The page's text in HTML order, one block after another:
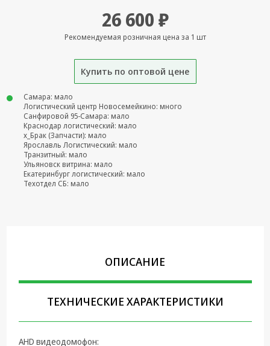
A/V, HDMI
Мобильные
аксессуары и
Аудиотехника
Крепеж,
Инструменты
Батарейки,
Зарядные
устройства,
Адаптеры
питания
26 600 ₽
Рекомендуемая розничная цена за 1 шт
Купить по оптовой цене
Самара: мало
Логистический центр Новосемейкино: много
Санфировой 95-Самара: мало
Краснодар логистический: мало
х_Брак (Запчасти): мало
Ярославль Логистический: мало
Транзитный: мало
Ульяновск витрина: мало
Екатеринбург логистический: мало
Техотдел СБ: мало
ОПИСАНИЕ
ТЕХНИЧЕСКИЕ ХАРАКТЕРИСТИКИ
AHD видеодомофон: